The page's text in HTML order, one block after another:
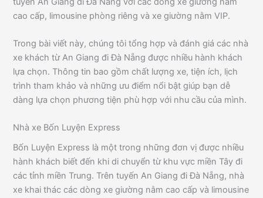
cao cấp, limousine phòng riêng và xe giường nằm VIP.
Trong bài viết này, chúng tôi tổng hợp và đánh giá các nhà
xe khách từ An Giang đi Đà Nẵng được nhiều hành khách
lựa chọn. Thông tin bao gồm chất lượng xe, tiện ích, lịch
trình tham khảo và những ưu điểm nổi bật giúp bạn dễ
dàng lựa chọn phương tiện phù hợp với nhu cầu của mình.
Nhà xe Bốn Luyện Express
Bốn Luyện Express là một trong những đơn vị được nhiều
hành khách biết đến khi di chuyển từ khu vực miền Tây đi
các tỉnh miền Trung. Trên tuyến An Giang đi Đà Nẵng, nhà
xe khai thác các dòng xe giường nằm cao cấp và limousine